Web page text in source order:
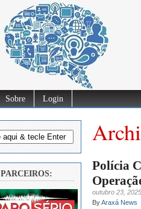
Sobre Login
PARCEIROS:
Polícia
outubro 23, 2025
ByAraxá News